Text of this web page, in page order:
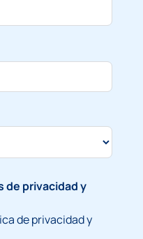
de privacidady
de privacidad y